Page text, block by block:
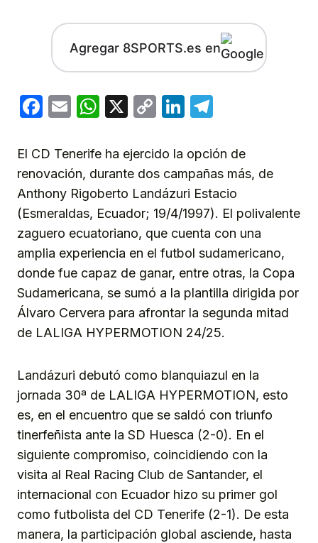
Agregar 8SPORTS.es en
Facebook
EmailWhatsApp
X
CopyLinkedIn
El CD Tenerife ha ejercido la opción de
renovación, durante dos campañas más, de
Anthony Rigoberto Landázuri Estacio
(Esmeraldas, Ecuador; 19/4/1997). El polivalente
zaguero ecuatoriano, que cuenta con una
amplia experiencia en el futbol sudamericano,
donde fue capaz de ganar, entre otras, la Copa
Sudamericana, se sumó a la plantilla dirigida por
Álvaro Cervera para afrontar la segunda mitad
de LALIGA HYPERMOTION 24/25.
Landázuri debutó como blanquiazul en la
jornada 30ª de LALIGA HYPERMOTION, esto
es, en el encuentro que se saldó con triunfo
tinerfeñista ante la SD Huesca (2-0). En el
siguiente compromiso, coincidiendo con la
visita al Real Racing Club de Santander, el
internacional con Ecuador hizo su primer gol
como futbolista del CD Tenerife (2-1). De esta
manera, la participación global asciende, hasta